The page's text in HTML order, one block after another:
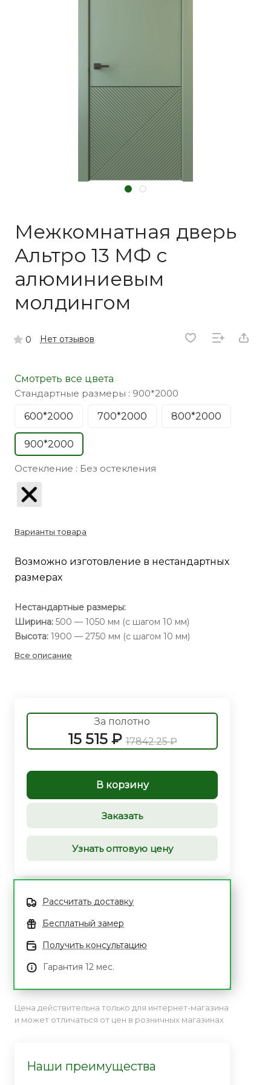
Межкомнатная дверь
Альтро 13 МФ с
алюминиевым
молдингом
0 Нет отзывов
Смотреть все цвета
Стандартные размеры : 900*2000
600*2000
700*2000 800*2000
900*2000
Остекление : Без остекления
Варианты товара
Возможно изготовление в нестандартных
размерах
Нестандартные размеры:
Ширина: 500 — 1050 мм (с шагом 10 мм)
Высота: 1900 — 2750 мм (с шагом 10 мм)
Все описание
За полотно
15 515 ₽ 17842.25 ₽
В корзину
Заказать
Узнать оптовую цену
Рассчитать доставку
Бесплатный замер
Получить консультацию
Гарантия 12 мес.
Цена действительна только для интернет-магазина
и может отличаться от цен в розничных магазинах
Наши преимущества